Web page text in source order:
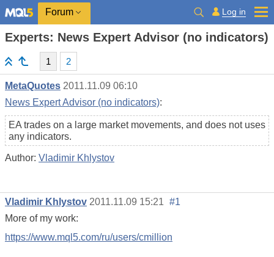
Forum Log in
Experts: News Expert Advisor (no indicators)
1 2
MetaQuotes 2011.11.09 06:10
News Expert Advisor (no indicators):
EA trades on a large market movements, and does not uses
any indicators.
Author: Vladimir Khlystov
Vladimir Khlystov 2011.11.09 15:21 #1
More of my work:
https://www.mql5.com/ru/users/cmillion